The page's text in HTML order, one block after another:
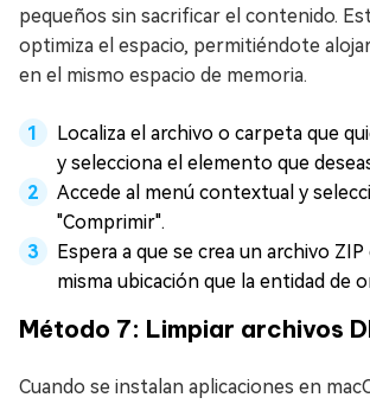
pequeños sin sacrificar el contenido.
optimiza el espacio, permitiéndote
en el mismo espacio de memoria.
Localiza el archivo o carpeta que
y selecciona el elemento que
Accede al menú contextual y
"Comprimir".
Espera a que se crea un archivo
misma ubicación que la entidad de
Método 7: Limpiar archivos
Cuando se instalan aplicaciones en